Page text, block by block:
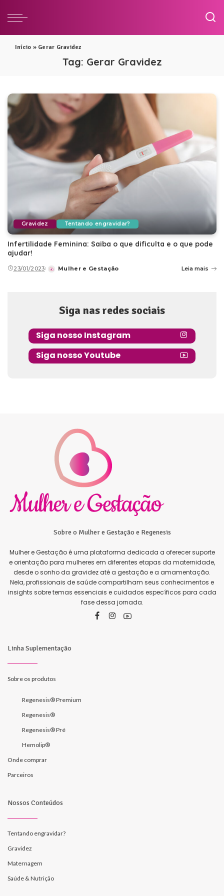
Início » Gerar Gravidez
Tag: Gerar Gravidez
Gravidez Tentando engravidar?
Infertilidade Feminina: Saiba o que dificulta e o que pode
ajudar!
23/01/2023
Posted
Mulher e Gestação Leia mais
Siga nas redes sociais
Siga nosso Instagram
Siga nosso Youtube
Sobre o Mulher e Gestação e Regenesis
Mulher e Gestação é uma plataforma dedicada a oferecer suporte
e orientação para mulheres em diferentes etapas da maternidade,
desde o sonho da gravidez até a gestação e a amamentação.
Nela, profissionais de saúde compartilham seus conhecimentos e
insights sobre temas essenciais e cuidados específicos para cada
fase dessa jornada.
Linha Suplementação
Sobre os produtos
Regenesis® Premium
Regenesis®
Regenesis® Pré
Hemolip®
Onde comprar
Parceiros
Nossos Conteúdos
Tentando engravidar?
Gravidez
Maternagem
Saúde & Nutrição